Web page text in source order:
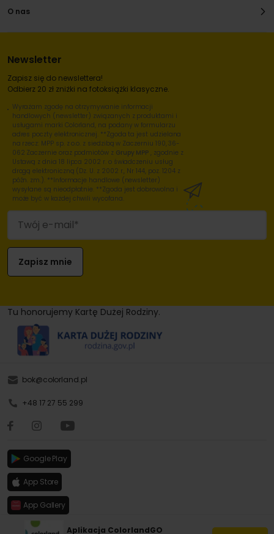
Aplikacja ColorlandGO
O nas
Newsletter
Zapisz się do newslettera!
Odbierz 20 zł zniżki na fotoksiążki klasyczne.
Wyrażam zgodę na otrzymywanie informacji
handlowych (newsletter) związanych z produktami i
usługami marki Colorland, na podany w formularzu
adres poczty elektronicznej. **Zgoda ta jest udzielana
na rzecz: MPP sp. z o.o. z siedzibą w Zaczerniu 190, 36-
062 Zaczernie oraz podmiotów z Grupy MPP , zgodnie z
Ustawą z dnia 18 lipca 2002 r. o świadczeniu usług
drogą elektroniczną (Dz. U. z 2002 r., Nr 144, poz. 1204 z
późn. zm.). **Informacje handlowe (newsletter)
wysyłane są nieodpłatnie. **Zgoda jest dobrowolna i
może być w każdej chwili wycofana.
Tu honorujemy Kartę Dużej Rodziny.
bok@colorland.pl
+48 17 27 55 299
Google Play
App Store
App Gallery